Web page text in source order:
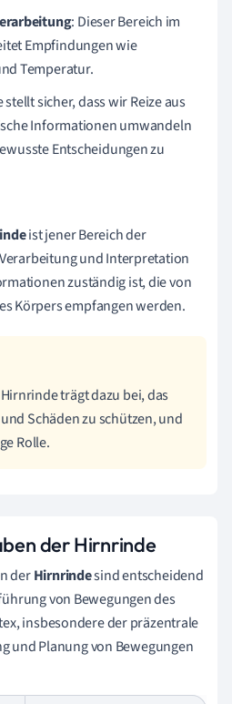
: Dieser Bereich im
Empfindungen wie
Temperatur.
sicher, dass wir Reize aus
Informationen umwandeln
Entscheidungen zu
ist jener Bereich der
und Interpretation
zuständig ist, die von
Körpers empfangen werden.
trägt dazu bei, das
Schäden zu schützen, und
Rolle.
der Hirnrinde
derHirnrindesind entscheidend
von Bewegungen des
insbesondere der präzentrale
und Planung von Bewegungen